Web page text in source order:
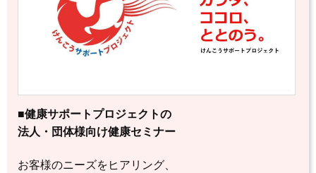
■健康サポートプロジェクトの
法人・団体様向け健康セミナー
お客様のニーズをヒアリング、